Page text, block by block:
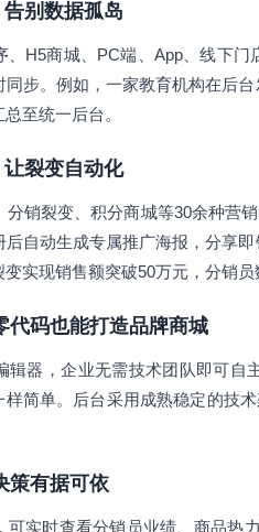
别数据孤岛
、H5商城、PC端、App、线下
步。例如，一家教育机构在后
至统一后台。
裂变自动化
销裂变、积分商城等30余种营
自动生成专属推广海报，分享
实现销售额突破50万元，分销员
代码也能打造品牌商城
辑器，企业无需技术团队即可
简单。后台采用成熟稳定的技
策有据可依
可实时查看分销员业绩、商品热